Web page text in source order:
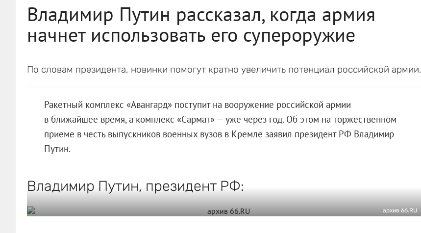
Владимир Путин рассказал, когда армия
начнет использовать его супероружие
По словам президента, новинки помогут кратно увеличить потенциал российской армии.
Ракетный комплекс «Авангард» поступит на вооружение российской армии
в ближайшее время, а комплекс «Сармат» — уже через год. Об этом на торжественном
приеме в честь выпускников военных вузов в Кремле заявил президент РФ Владимир
Путин.
Владимир Путин, президент РФ:
архив 66.RU